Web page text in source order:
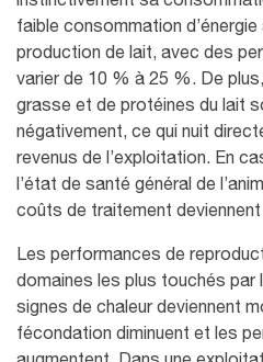
faible consommation
production de lait, avec des
varier de 10 % à 25 %. De
grasse et de protéines du lait
négativement, ce qui nuit
revenus de l’exploitation. En
l’état de santé général de
coûts de traitement
Les performances de
domaines les plus touchés par
signes de chaleur deviennent
fécondation diminuent et les